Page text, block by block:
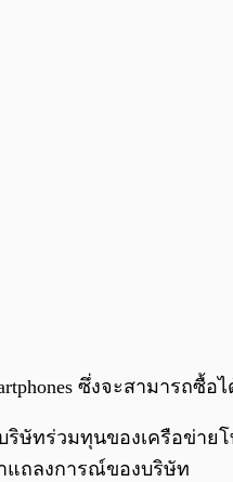
ซึ่งจะสามารถซื้อ
ษัทร่วมทุนของเครือข่าย
แถลงการณ์ของบริษัท